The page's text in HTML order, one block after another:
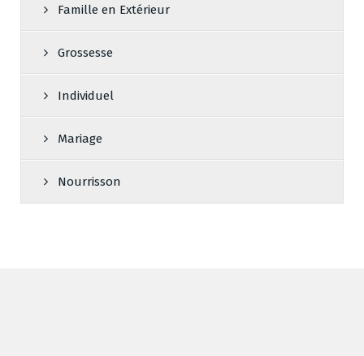
Famille en Extérieur
Grossesse
Individuel
Mariage
Nourrisson